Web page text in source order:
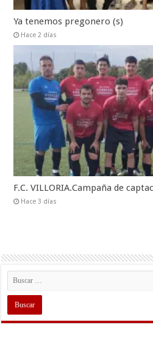
Ya tenemos pregonero (s)
Hace 2 días
F.C. VILLORIA.Campaña de
Hace 3 días